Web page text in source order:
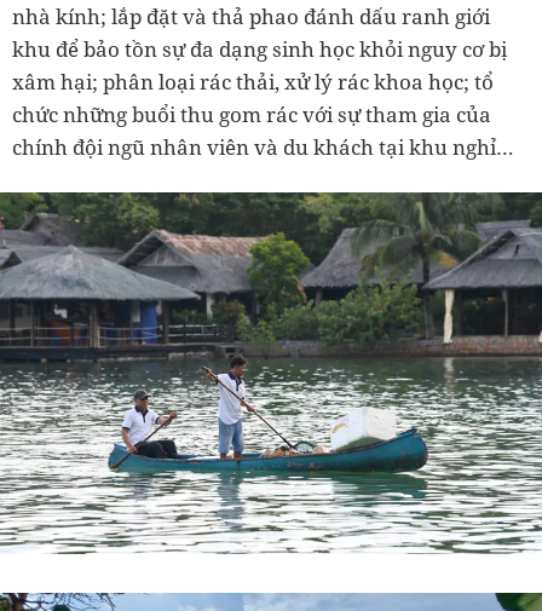
nhà kính; lắp đặt và thả phao đánh dấu ranh giới
khu để bảo tồn sự đa dạng sinh học khỏi nguy cơ bị
xâm hại; phân loại rác thải, xử lý rác khoa học; tổ
chức những buổi thu gom rác với sự tham gia của
chính đội ngũ nhân viên và du khách tại khu nghỉ…